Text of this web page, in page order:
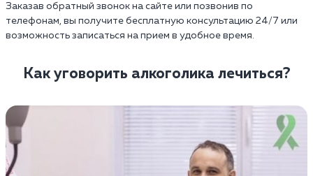
Заказав обратный звонок на сайте или позвонив по
телефонам, вы получите бесплатную консультацию 24/7 или
возможность записаться на прием в удобное время.
Как уговорить алкоголика лечиться?